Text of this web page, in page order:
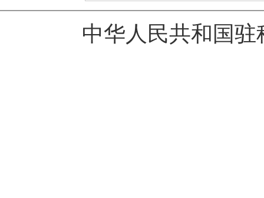
中华人民共和国